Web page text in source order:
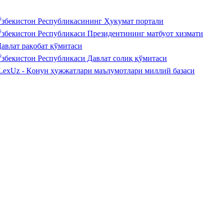
Республикасининг Ҳукумат портали
Республикаси Президентининг матбуот хизмати
рақобат қўмитаси
Республикаси Давлат солиқ қўмитаси
- Қонун ҳужжатлари маълумотлари миллий базаси